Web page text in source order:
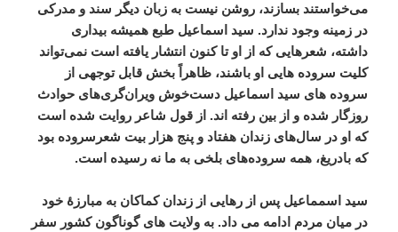
میخواستند بسازند، روشن نیست به زبان دیگر سند و مدرکی
در زمینه وجود ندارد. سید اسماعیل طبع همیشه بیداری
داشته، شعرهایی که از او تا کنون انتشار یافته است نمیتواند
کلیت سروده هایی او باشند، ظاهراً بخش قابل توجهی از
سروده های سید اسماعیل دستخوش ویرانگریهای حوادث
روزگار شده و از بین رفته اند. از قول شاعر روایت شده است
که او در سالهای زندان هفتاد و پنج هزار بیت شعرسروده بود
که بادریغ، همه سرودههای بلخی به ما نه رسیده است.
سید اسمماعیل پس از رهایی از زندان کماکان به مبارزۀ خود
در میان مردم ادامه می داد.به ولایت های گوناگون کشور سفر